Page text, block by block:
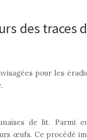
des traces
pour les
de lit. Parmi
œufs. Ce procédé